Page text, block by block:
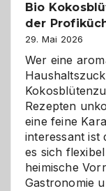
Bio
der
29. Mai 2026
Wer eine
Rezepten
eine feine
interessant ist
es sich
heimische
Gastronomie